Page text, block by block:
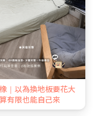
｜以為換地板要花大
有限也能自己來